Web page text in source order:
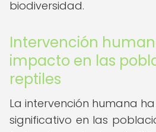
biodiversidad.
Intervención
impacto en las
reptiles
La intervención humana
significativo en las